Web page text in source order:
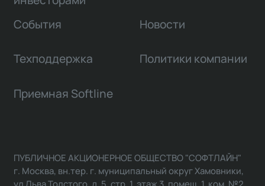
События Новости
Техподдержка Политики компании
Приемная Softline
ПУБЛИЧНОЕ АКЦИОНЕРНОЕ ОБЩЕСТВО "СОФТЛАЙН"
г. Москва, вн.тер. г. муниципальный округ Хамовники,
ул Льва Толстого, д. 5, стр. 1, этаж 3, помещ. 1, ком. №2,